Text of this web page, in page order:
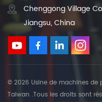
Chenggong Village
Jiangsu, China
© 2026 Usine de machines de
Taiwan .Tous les droits sont